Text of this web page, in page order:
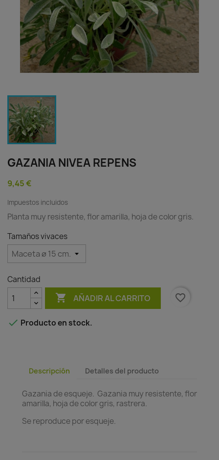
GAZANIA NIVEA REPENS
9,45 €
Impuestos incluidos
Planta muy resistente, flor amarilla, hoja de color gris.
Tamaños vivaces
Cantidad
 AÑADIR AL CARRITO favorite_border
 Producto en stock.
Descripción Detalles del producto
Gazania de esqueje. Gazania muy resistente, flor
amarilla, hoja de color gris, rastrera.
Se reproduce por esqueje.